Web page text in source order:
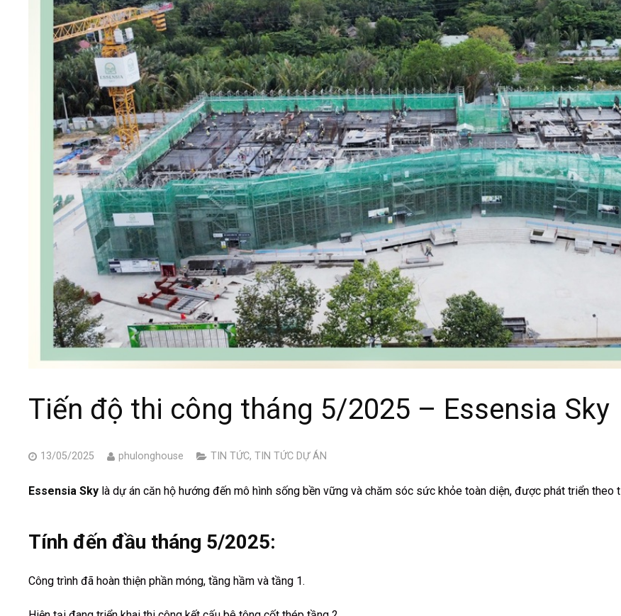
Tiến độ thi công tháng 5/2025 – Essensia Sky
13/05/2025 phulonghouse TIN TỨC, TIN TỨC DỰ ÁN
Essensia Sky là dự án căn hộ hướng đến mô hình sống bền vững và chăm sóc sức khỏe toàn diện, được phát triển theo
Tính đến đầu tháng 5/2025:
Công trình đã hoàn thiện phần móng, tầng hầm và tầng 1.